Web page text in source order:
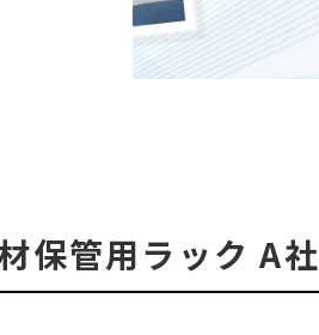
保管用ラック A社